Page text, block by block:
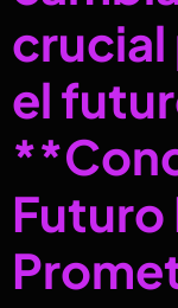
crucial
el